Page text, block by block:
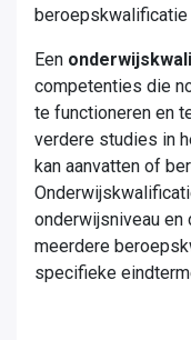
beroepskwalificatie
Een
competenties die
te functioneren en
verdere studies in
kan aanvatten of
onderwijsniveau en
meerdere
specifieke